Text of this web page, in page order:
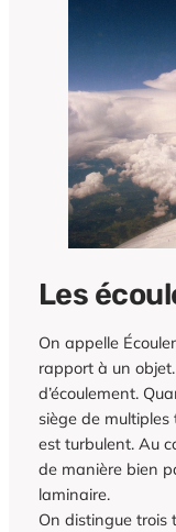
Les
On appelle
rapport à un
d’écoulement.
siège de
est turbulent. Au
de manière bien
laminaire.
On distingue trois